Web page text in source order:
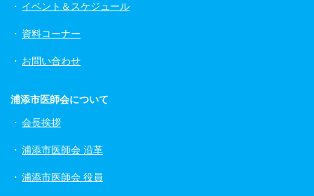
イベント＆スケジュール
資料コーナー
お問い合わせ
浦添市医師会について
会長挨拶
浦添市医師会 沿革
浦添市医師会 役員